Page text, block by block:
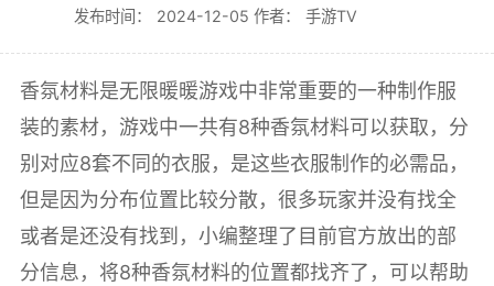
发布时间： 2024-12-05 作者： 手游TV
香氛材料是无限暖暖游戏中非常重要的一种制作服
装的素材，游戏中一共有8种香氛材料可以获取，分
别对应8套不同的衣服，是这些衣服制作的必需品，
但是因为分布位置比较分散，很多玩家并没有找全
或者是还没有找到，小编整理了目前官方放出的部
分信息，将8种香氛材料的位置都找齐了，可以帮助